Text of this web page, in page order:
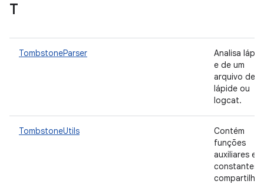
T
TombstoneParser
Analisa
e de um
arquivo de
lápide ou
logcat.
TombstoneUtils
Contém
funções
auxiliares e
constantes